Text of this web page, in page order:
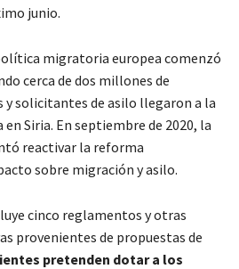
junio.
migratoria europea comenzó
cerca de dos millones de
solicitantes de asilo llegaron a la
en Siria. En septiembre de 2020, la
reactivar la reforma
sobre migración y asilo.
cinco reglamentos y otras
provenientes de propuestas de
pretenden dotar a los